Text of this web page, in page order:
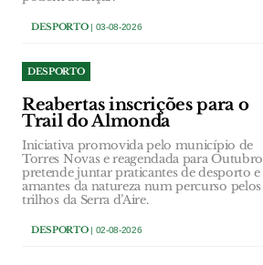
DESPORTO| 03-08-2026
DESPORTO
Reabertas inscrições para o
Trail do Almonda
Iniciativa promovida pelo município de
Torres Novas e reagendada para Outubro
pretende juntar praticantes de desporto e
amantes da natureza num percurso pelos
trilhos da Serra d’Aire.
DESPORTO| 02-08-2026